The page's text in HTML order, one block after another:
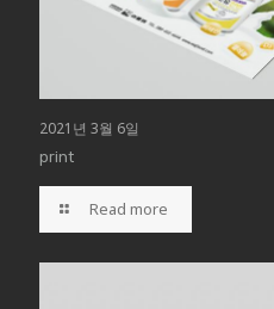
2021년 3월 6일
print
Read more